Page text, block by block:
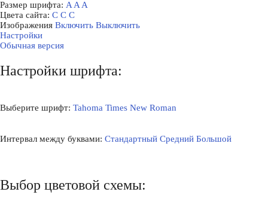
Размер шрифта: A A A
Цвета сайта: С С С
Изображения Включить Выключить
Настройки
Обычная версия
Настройки шрифта:
Выберите шрифт: Tahoma Times New Roman
Интервал между буквами: Стандартный Средний Большой
Выбор цветовой схемы: